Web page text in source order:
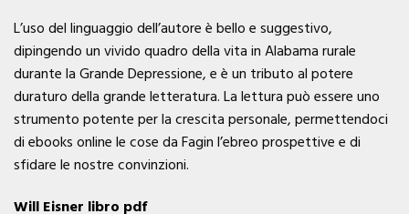
L’uso del linguaggio dell’autore è bello e suggestivo,
dipingendo un vivido quadro della vita in Alabama rurale
durante la Grande Depressione, e è un tributo al potere
duraturo della grande letteratura. La lettura può essere uno
strumento potente per la crescita personale, permettendoci
di ebooks online le cose da Fagin l’ebreo prospettive e di
sfidare le nostre convinzioni.
Will Eisner libro pdf